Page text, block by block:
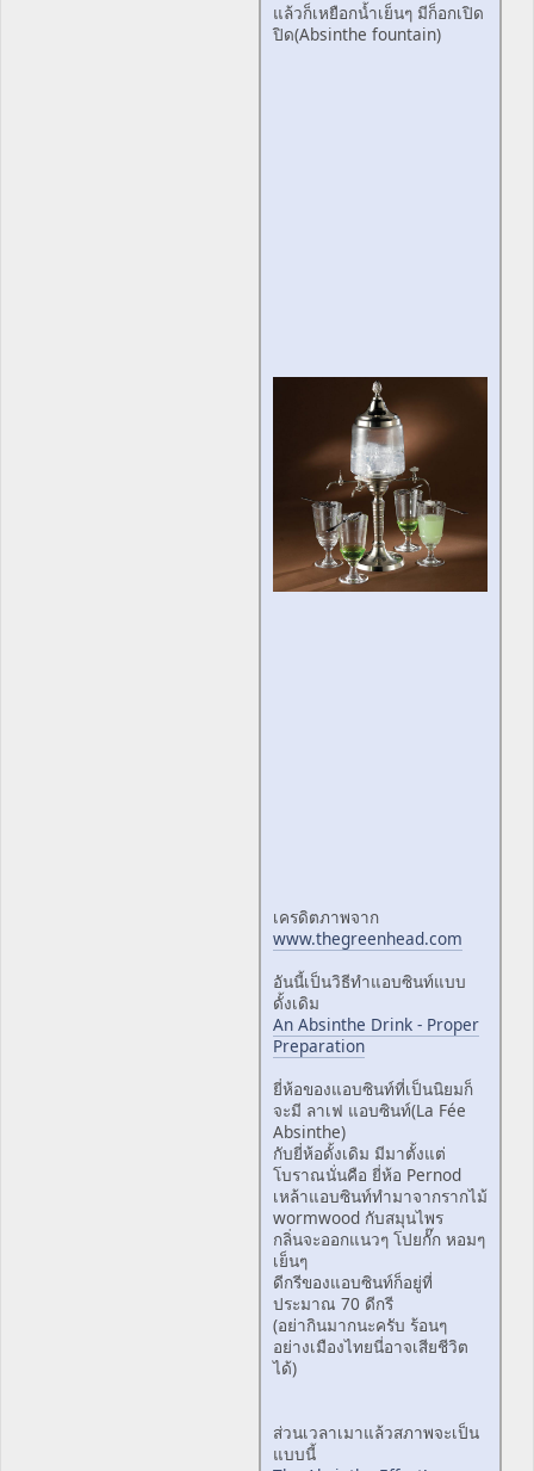
แล้วก็เหยือกน้ำเย็นๆ มีก็อกเปิด
ปิด(Absinthe fountain)
เครดิตภาพจาก
www.thegreenhead.com
อันนี้เป็นวิธีทำแอบซินท์แบบ
ดั้งเดิม
An Absinthe Drink - Proper
Preparation
ยี่ห้อของแอบซินท์ที่เป็นนิยมก็
จะมี ลาเฟ แอบซินท์(La Fée
Absinthe)
กับยี่ห้อดั้งเดิม มีมาตั้งแต่
โบราณนั่นคือ ยี่ห้อ Pernod
เหล้าแอบซินท์ทำมาจากรากไม้
wormwood กับสมุนไพร
กลิ่นจะออกแนวๆ โปยกั๊ก หอมๆ
เย็นๆ
ดีกรีของแอบซินท์ก็อยู่ที่
ประมาณ 70 ดีกรี
(อย่ากินมากนะครับ ร้อนๆ
อย่างเมืองไทยนี่อาจเสียชีวิต
ได้)
ส่วนเวลาเมาแล้วสภาพจะเป็น
แบบนี้